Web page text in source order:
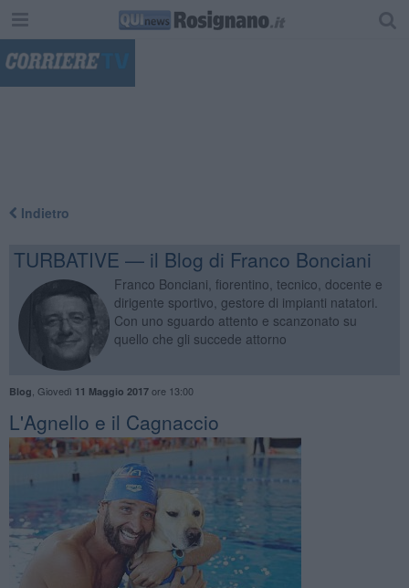
Indietro
TURBATIVE — il Blog di Franco Bonciani
Franco Bonciani, fiorentino, tecnico, docente e
dirigente sportivo, gestore di impianti natatori.
Con uno sguardo attento e scanzonato su
quello che gli succede attorno
Blog Giovedì 11 Maggio 2017ore 13:00
L'Agnello e il Cagnaccio